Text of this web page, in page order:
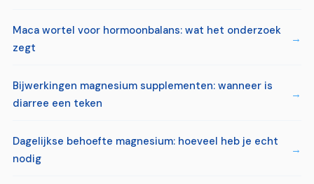
Maca wortel voor hormoonbalans: wat het onderzoek
zegt
Bijwerkingen magnesium supplementen: wanneer is
diarree een teken
Dagelijkse behoefte magnesium: hoeveel heb je echt
nodig